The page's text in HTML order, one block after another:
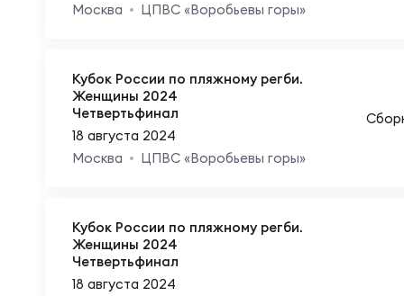
Москва
ЦПВС «Воробьевы горы»
Кубок России по пляжному регби.
Женщины 2024
Четвертьфинал
18 августа 2024
Москва
ЦПВС «Воробьевы горы»
Кубок России по пляжному регби.
Женщины 2024
Четвертьфинал
18 августа 2024